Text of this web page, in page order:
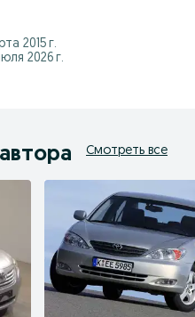
2015 г.
2026 г.
Смотреть все